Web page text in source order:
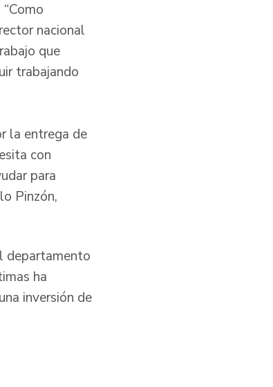
nacional
que
trabajando
la entrega de
con
para
Pinzón,
departamento
ha
inversión de